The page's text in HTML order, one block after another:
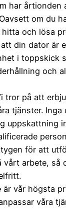
har årtionden
om du
och lösa
din dator är
i toppskick
och
tror på att
tjänster. Inga
uppskattning
för att
vårt arbete, så
vår högsta
våra